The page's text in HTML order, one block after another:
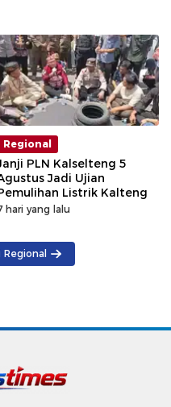
Regional
PLN Kalselteng 5
Jadi Ujian
Listrik Kalteng
hari yang lalu